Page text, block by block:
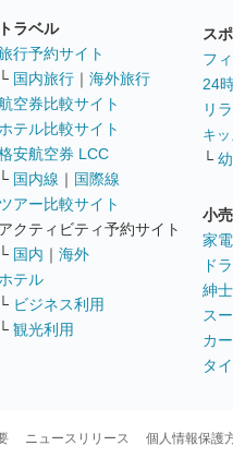
トラベル
行予約サイト
└ 国内旅行 ｜ 海外旅行
空券比較サイト
ホテル比較サイト
安航空券 LCC
└ 国内線 ｜ 国際線
ツアー比較サイト
アクティビティ予約サイト
└ 国内 ｜ 海外
ホテル
└ ビジネス利用
└ 観光利用
ス
フ
24
リ
キ
└
小売
家
ド
紳
ス
カ
タ
ニュースリリース 個人情報保護